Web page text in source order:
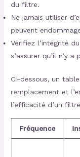
du filtre.
Ne jamais utiliser
peuvent
Vérifiez l’intégrité
s’assurer qu’il n’y a
Ci-dessous, un
remplacement et
l’efficacité d’un
Fréquence